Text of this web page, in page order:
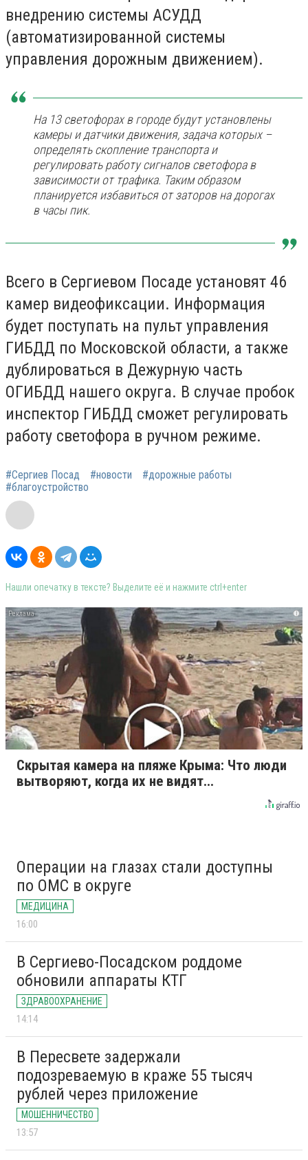
внедрению системы АСУДД
(автоматизированной системы
управления дорожным движением).
На 13 светофорах в городе будут установлены
камеры и датчики движения, задача которых –
определять скопление транспорта и
регулировать работу сигналов светофора в
зависимости от трафика. Таким образом
планируется избавиться от заторов на дорогах
в часы пик.
Всего в Сергиевом Посаде установят 46
камер видеофиксации. Информация
будет поступать на пульт управления
ГИБДД по Московской области, а также
дублироваться в Дежурную часть
ОГИБДД нашего округа. В случае пробок
инспектор ГИБДД сможет регулировать
работу светофора в ручном режиме.
#Сергиев Посад #новости
#дорожные работы
#благоустройство
Нашли опечатку в тексте? Выделите её и нажмите ctrl+enter
i
Скрытая камера на пляже Крыма: Что люди
вытворяют, когда их не видят...
Операции на глазах стали доступны
по ОМС в округе
МЕДИЦИНА
16:00
В Сергиево-Посадском роддоме
обновили аппараты КТГ
ЗДРАВООХРАНЕНИЕ
14:14
В Пересвете задержали
подозреваемую в краже 55 тысяч
рублей через приложение
МОШЕННИЧЕСТВО
13:57